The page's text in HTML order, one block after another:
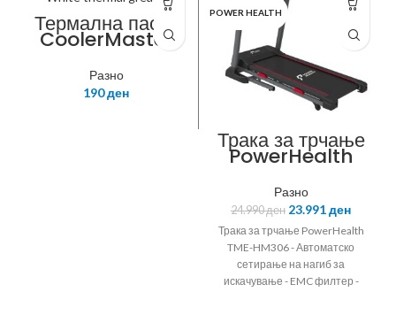
Термална паста
CoolerMaster
IC-Value V1
White thermal
grease, 4.6g
RG-ICV1-TW20-
Разно
190ден
POWER HEALTH
Трака за трчање
PowerHealth
TME-HM306
Разно
24.990ден 23.991ден
Трака за трчање PowerHealth
TME-HM306 - Автоматско
сетирање на нагиб за
искачување - EMC филтер -